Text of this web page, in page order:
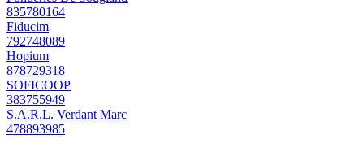
835780164
Fiducim
792748089
Hopium
878729318
SOFICOOP
383755949
S.A.R.L. Verdant Marc
478893985